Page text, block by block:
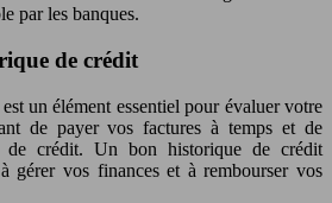
par les banques.
de crédit
un élément essentiel pour évaluer votre
de payer vos factures à temps et de
de crédit. Un bon historique de crédit
gérer vos finances et à rembourser vos